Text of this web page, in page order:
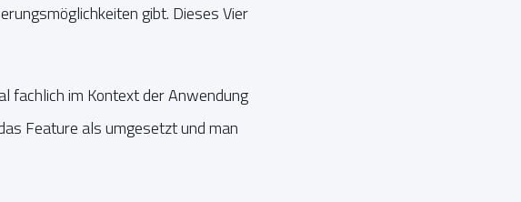
gibt. Dieses Vier
fachlich im Kontext der Anwendung
Feature als umgesetzt und man